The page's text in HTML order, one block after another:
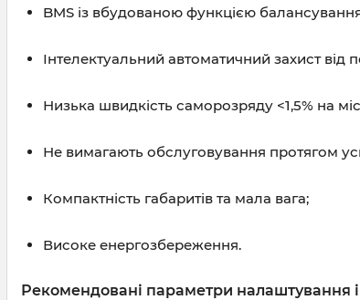
BMS із вбудованою функцією
Інтелектуальний автоматичний захист
Низька швидкість саморозряду <1,5% на
Не вимагають обслуговування протягом
Компактність габаритів та мала вага;
Високе енергозбереження.
Рекомендовані параметри налаштування